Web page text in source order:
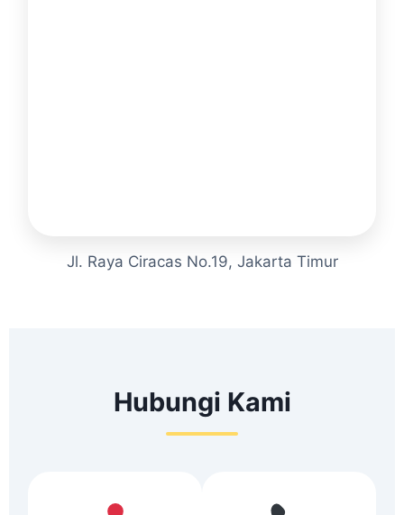
Jl. Raya Ciracas No.19, Jakarta Timur
Hubungi Kami